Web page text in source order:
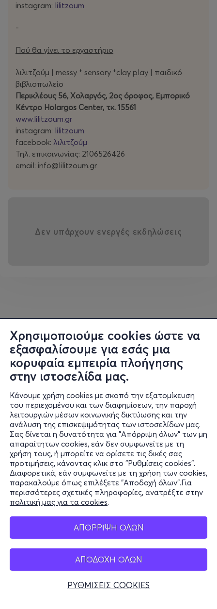
Χρησιμοποιούμε cookies ώστε να
εξασφαλίσουμε για εσάς μια
κορυφαία εμπειρία πλοήγησης
στην ιστοσελίδα μας.
Κάνουμε χρήση cookies με σκοπό την εξατομίκευση
του περιεχομένου και των διαφημίσεων, την παροχή
λειτουργιών μέσων κοινωνικής δικτύωσης και την
ανάλυση της επισκεψιμότητας των ιστοσελίδων μας.
Σας δίνεται η δυνατότητα για "Απόρριψη όλων" των μη
απαραίτητων cookies, εάν δεν συμφωνείτε με τη
χρήση τους, ή μπορείτε να ορίσετε τις δικές σας
προτιμήσεις, κάνοντας κλικ στο "Ρυθμίσεις cookies".
Διαφορετικά, εάν συμφωνείτε με τη χρήση των cookies,
παρακαλούμε όπως επιλέξετε "Αποδοχή όλων".Για
περισσότερες σχετικές πληροφορίες, ανατρέξτε στην
πολιτική μας για τα cookies.
ΑΠΟΡΡΙΨΗ ΟΛΩΝ
ΑΠΟΔΟΧΗ ΟΛΩΝ
ΡΥΘΜΙΣΕΙΣ COOKIES
instagram: lilitzoum
-
Πού θα γίνει το εργαστήριο
λιλιτζούμ | messy * sensory *clay play | παιδικό
βιβλιοπωλείο
Περικλέους 56, Χολαργός, 2ος όροφος, Εμπορικό
Κέντρο Holargos Center, τκ. 15561
www.lilitzoum.gr
instagram: lilitzoum
facebook: λιλιτζούμ
Τηλ. επικοινωνίας: 2106526426
email: info@lilitzoum.gr
Δεν υπάρχουν ενεργές εκδηλώσεις
Πληροφορίες
Υποστήριξη
Stay Connected
Mobile app